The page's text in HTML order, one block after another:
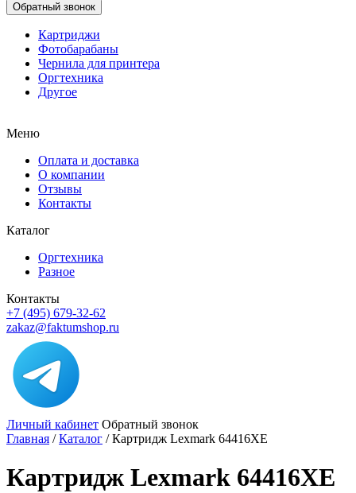
Обратный звонок
Картриджи
Фотобарабаны
Чернила для принтера
Оргтехника
Другое
Меню
Оплата и доставка
О компании
Отзывы
Контакты
Каталог
Оргтехника
Разное
Контакты
+7 (495) 679-32-62
zakaz@faktumshop.ru
Личный кабинет Обратный звонок
Главная /Каталог /Картридж Lexmark 64416XE
Картридж Lexmark 64416XE